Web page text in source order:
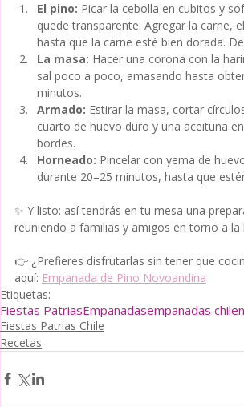
El pino: Picar la cebolla en cubitos y
quede transparente. Agregar la carne,
hasta que la carne esté bien dorada.
La masa: Hacer una corona con la
sal poco a poco, amasando hasta
minutos.
Armado: Estirar la masa, cortar
cuarto de huevo duro y una aceituna
bordes.
Horneado: Pincelar con yema de
durante 20–25 minutos, hasta que
✨ Y listo: así tendrás en tu mesa una
reuniendo a familias y amigos en torno a la
👉 ¿Prefieres disfrutarlas sin tener que
aquí: Empanada de Pino Novoandina
Etiquetas:
Fiestas PatriasEmpanadasempanadas
Fiestas Patrias Chile
Recetas